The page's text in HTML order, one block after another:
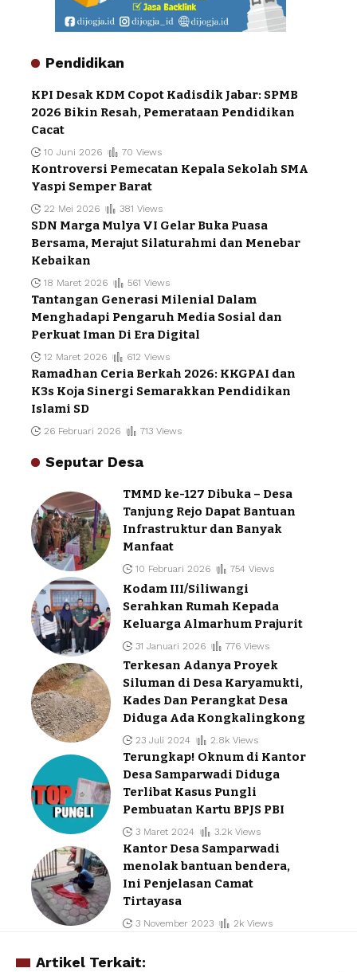
Pendidikan
KPI Desak KDM Copot Kadisdik Jabar: SPMB
2026 Bikin Resah, Pemerataan Pendidikan
Cacat
10 Juni 2026 70 Views
Kontroversi Pemecatan Kepala Sekolah SMA
Yaspi Semper Barat
22 Mei 2026 381 Views
SDN Marga Mulya VI Gelar Buka Puasa
Bersama, Merajut Silaturahmi dan Menebar
Kebaikan
18 Maret 2026 561 Views
Tantangan Generasi Milenial Dalam
Menghadapi Pengaruh Media Sosial dan
Perkuat Iman Di Era Digital
12 Maret 2026 612 Views
Ramadhan Ceria Berkah 2026: KKGPAI dan
K3s Koja Sinergi Semarakkan Pendidikan
Islami SD
26 Februari 2026 713 Views
Seputar Desa
TMMD ke-127 Dibuka – Desa
Tanjung Rejo Dapat Bantuan
Infrastruktur dan Banyak
Manfaat
10 Februari 2026 754 Views
Kodam III/Siliwangi
Serahkan Rumah Kepada
Keluarga Almarhum Prajurit
31 Januari 2026 776 Views
Terkesan Adanya Proyek
Siluman di Desa Karyamukti,
Kades Dan Perangkat Desa
Diduga Ada Kongkalingkong
23 Juli 2024 2.8k Views
Terungkap! Oknum di Kantor
Desa Samparwadi Diduga
Terlibat Kasus Pungli
Pembuatan Kartu BPJS PBI
3 Maret 2024 3.2k Views
Kantor Desa Samparwadi
menolak bantuan bendera,
Ini Penjelasan Camat
Tirtayasa
3 November 2023 2k Views
Artikel Terkait: